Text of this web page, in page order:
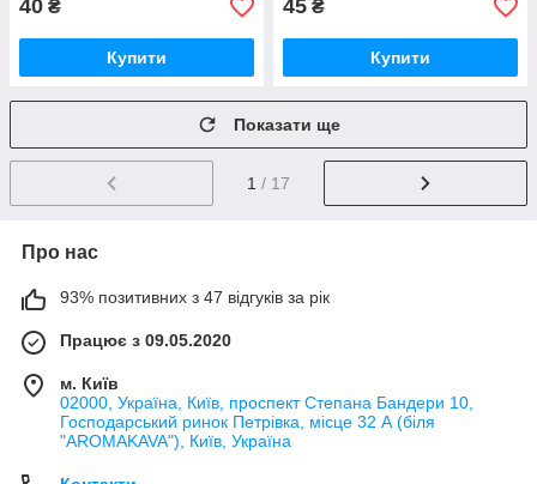
40 ₴
Купити
45 ₴
Купити
Показати ще
1 / 17
Про нас
93% позитивних з 47 відгуків за рік
Працює з 09.05.2020
м. Київ
02000, Україна, Київ, проспект Степана Бандери 10,
Господарський ринок Петрівка, місце 32 А (біля
"AROMAKAVA"), Київ, Україна